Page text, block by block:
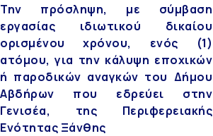
Την πρόσληψη, με σύμβαση
εργασίας ιδιωτικού δικαίου
ορισμένου χρόνου, ενός (1)
ατόμου, για την κάλυψη εποχικών
ή παροδικών αναγκών του Δήμου
Αβδήρων που εδρεύει στην
Γενισέα, της Περιφερειακής
Ενότητας Ξάνθης